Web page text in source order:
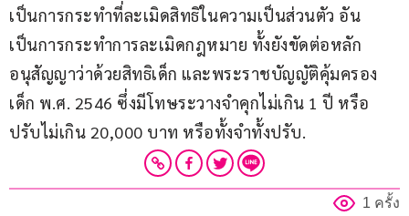
เป็นการกระทำที่ละเมิดสิทธิในความเป็นส่วนตัว อัน
เป็นการกระทำการละเมิดกฎหมาย ทั้งยังขัดต่อหลัก
อนุสัญญาว่าด้วยสิทธิเด็ก และพระราชบัญญัติคุ้มครอง
เด็ก พ.ศ. 2546 ซึ่งมีโทษระวางจำคุกไม่เกิน 1 ปี หรือ
ปรับไม่เกิน 20,000 บาท หรือทั้งจำทั้งปรับ.
1 ครั้ง